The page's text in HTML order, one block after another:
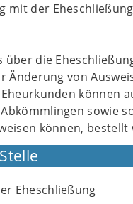
mit der
über die
Änderung von
können
sowie
können, bestellt
Eheschließung